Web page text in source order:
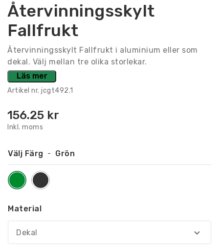
Återvinningsskylt
Fallfrukt
Återvinningsskylt Fallfrukt i aluminium eller som
dekal. Välj mellan tre olika storlekar.
Läs mer
Artikel nr. jcgt492.1
156.25 kr
Inkl. moms
Välj Färg Grön
Material
Dekal